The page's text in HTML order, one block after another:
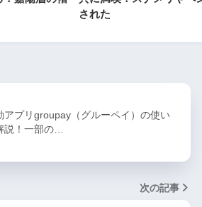
された
アプリgroupay（グルーペイ）の使い
説！一部の…
次の記事